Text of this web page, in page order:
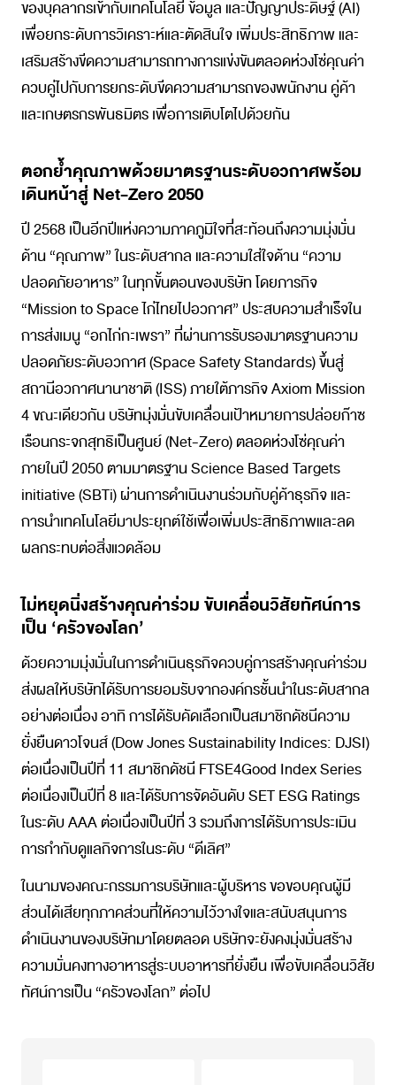
ของบุคลากรเข้ากับเทคโนโลยี ข้อมูล และปัญญาประดิษฐ์ (AI)
เพื่อยกระดับการวิเคราะห์และตัดสินใจ เพิ่มประสิทธิภาพ และ
เสริมสร้างขีดความสามารถทางการแข่งขันตลอดห่วงโซ่คุณค่า
ควบคู่ไปกับการยกระดับขีดความสามารถของพนักงาน คู่ค้า
และเกษตรกรพันธมิตร เพื่อการเติบโตไปด้วยกัน
ตอกย้ำคุณภาพด้วยมาตรฐานระดับอวกาศพร้อม
เดินหน้าสู่ Net-Zero 2050
ปี 2568 เป็นอีกปีแห่งความภาคภูมิใจที่สะท้อนถึงความมุ่งมั่น
ด้าน “คุณภาพ” ในระดับสากล และความใส่ใจด้าน “ความ
ปลอดภัยอาหาร” ในทุกขั้นตอนของบริษัท โดยภารกิจ
“Mission to Space ไก่ไทยไปอวกาศ” ประสบความสำเร็จใน
การส่งเมนู “อกไก่กะเพรา” ที่ผ่านการรับรองมาตรฐานความ
ปลอดภัยระดับอวกาศ (Space Safety Standards) ขึ้นสู่
สถานีอวกาศนานาชาติ (ISS) ภายใต้ภารกิจ Axiom Mission
4 ขณะเดียวกัน บริษัทมุ่งมั่นขับเคลื่อนเป้าหมายการปล่อยก๊าซ
เรือนกระจกสุทธิเป็นศูนย์ (Net-Zero) ตลอดห่วงโซ่คุณค่า
ภายในปี 2050 ตามมาตรฐาน Science Based Targets
initiative (SBTi) ผ่านการดำเนินงานร่วมกับคู่ค้าธุรกิจ และ
การนำเทคโนโลยีมาประยุกต์ใช้เพื่อเพิ่มประสิทธิภาพและลด
ผลกระทบต่อสิ่งแวดล้อม
ไม่หยุดนิ่งสร้างคุณค่าร่วม ขับเคลื่อนวิสัยทัศน์การ
เป็น ‘ครัวของโลก’
ด้วยความมุ่งมั่นในการดำเนินธุรกิจควบคู่การสร้างคุณค่าร่วม
ส่งผลให้บริษัทได้รับการยอมรับจากองค์กรชั้นนำในระดับสากล
อย่างต่อเนื่อง อาทิ การได้รับคัดเลือกเป็นสมาชิกดัชนีความ
ยั่งยืนดาวโจนส์ (Dow Jones Sustainability Indices: DJSI)
ต่อเนื่องเป็นปีที่ 11 สมาชิกดัชนี FTSE4Good Index Series
ต่อเนื่องเป็นปีที่ 8 และได้รับการจัดอันดับ SET ESG Ratings
ในระดับ AAA ต่อเนื่องเป็นปีที่ 3 รวมถึงการได้รับการประเมิน
การกำกับดูแลกิจการในระดับ “ดีเลิศ”
ในนามของคณะกรรมการบริษัทและผู้บริหาร ขอขอบคุณผู้มี
ส่วนได้เสียทุกภาคส่วนที่ให้ความไว้วางใจและสนับสนุนการ
ดำเนินงานของบริษัทมาโดยตลอด บริษัทจะยังคงมุ่งมั่นสร้าง
ความมั่นคงทางอาหารสู่ระบบอาหารที่ยั่งยืน เพื่อขับเคลื่อนวิสัย
ทัศน์การเป็น “ครัวของโลก” ต่อไป